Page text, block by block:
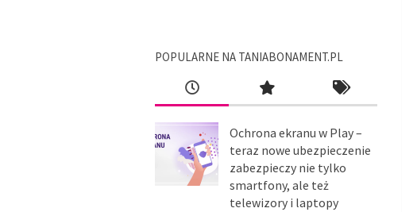
POPULARNE NA TANIABONAMENT.PL
Ochrona ekranu w Play –
teraz nowe ubezpieczenie
zabezpieczy nie tylko
smartfony, ale też
telewizory i laptopy